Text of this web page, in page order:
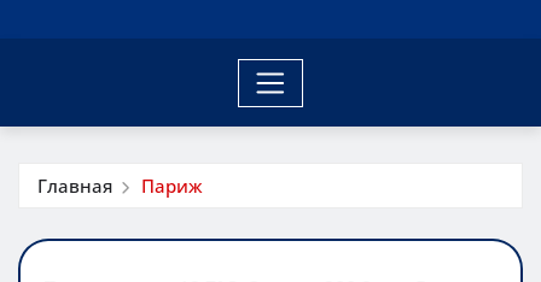
Главная Париж